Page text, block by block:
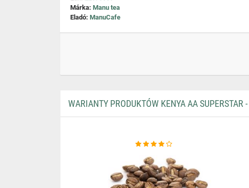
Márka: Manu tea
Eladó: ManuCafe
WARIANTY PRODUKTÓW KENYA AA